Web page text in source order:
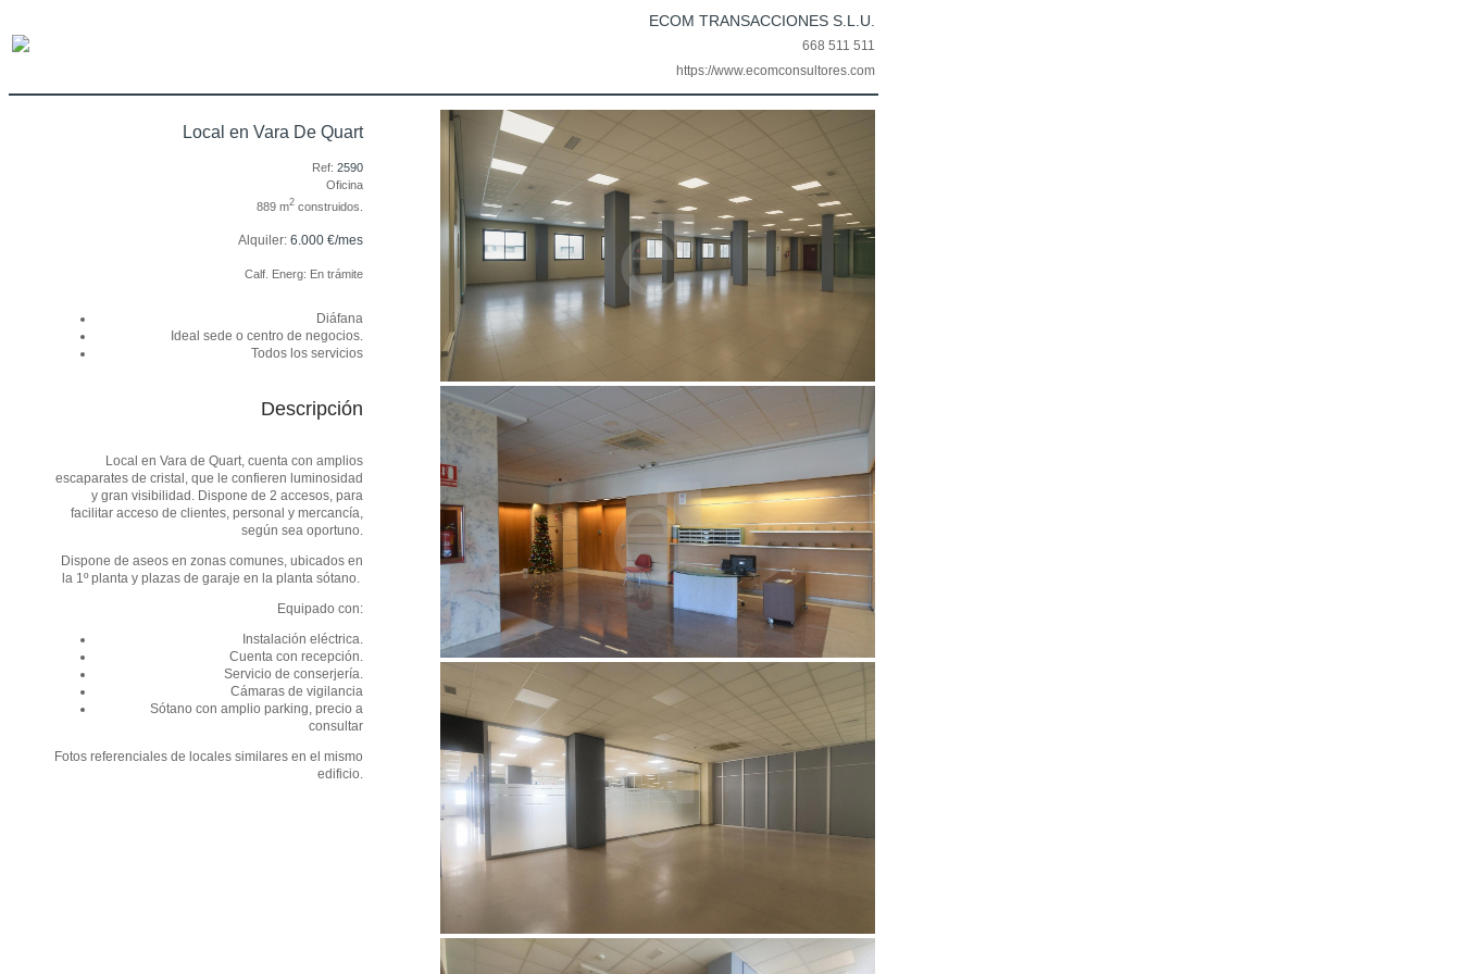
ECOM TRANSACCIONES S.L.U.
668 511 511
https://www.ecomconsultores.com
Local en Vara De Quart
Ref: 2590
Oficina
889 m2 construidos.
Alquiler: 6.000 €/mes
Calf. Energ: En trámite
Diáfana
Ideal sede o centro de negocios.
Todos los servicios
Descripción
Local en Vara de Quart, cuenta con amplios
escaparates de cristal, que le confieren luminosidad
y gran visibilidad. Dispone de 2 accesos, para
facilitar acceso de clientes, personal y mercancía,
según sea oportuno.
Dispone de aseos en zonas comunes, ubicados en
la 1º planta y plazas de garaje en la planta sótano.
Equipado con:
Instalación eléctrica.
Cuenta con recepción.
Servicio de conserjería.
Cámaras de vigilancia
Sótano con amplio parking, precio a
consultar
Fotos referenciales de locales similares en el mismo
edificio.